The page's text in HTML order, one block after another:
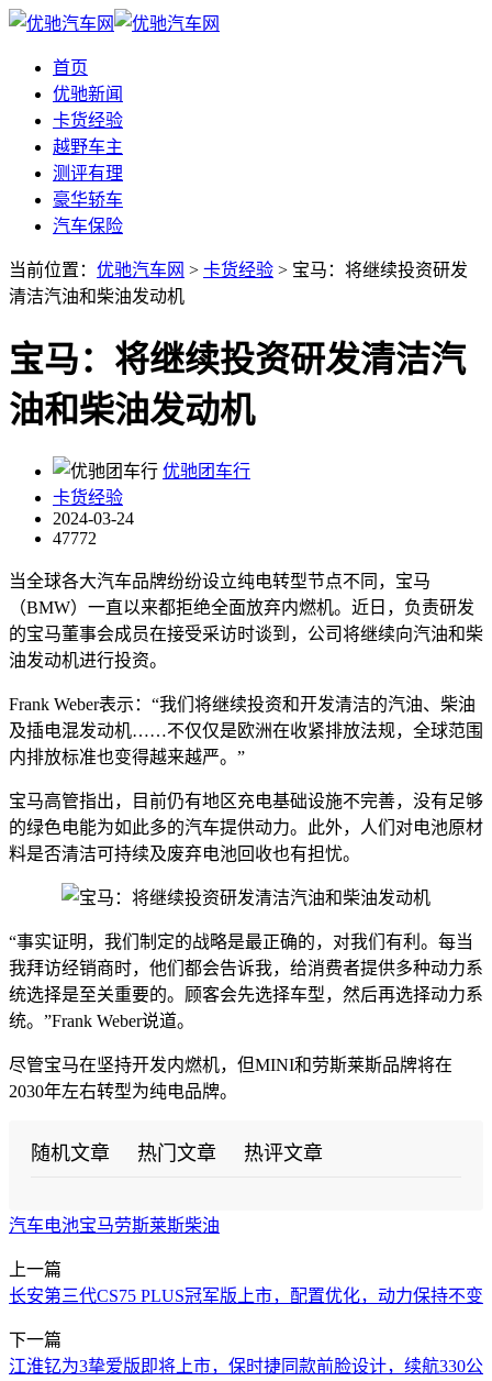
首页
优驰新闻
卡货经验
越野车主
测评有理
豪华轿车
汽车保险
当前位置： 优驰汽车网 > 卡货经验 > 宝马：将继续投资研发
清洁汽油和柴油发动机
宝马：将继续投资研发清洁汽
油和柴油发动机
优驰团车行
卡货经验
2024-03-24
47772
当全球各大汽车品牌纷纷设立纯电转型节点不同，宝马
（BMW）一直以来都拒绝全面放弃内燃机。近日，负责研发
的宝马董事会成员在接受采访时谈到，公司将继续向汽油和柴
油发动机进行投资。
Frank Weber表示：“我们将继续投资和开发清洁的汽油、柴油
及插电混发动机……不仅仅是欧洲在收紧排放法规，全球范围
内排放标准也变得越来越严。”
宝马高管指出，目前仍有地区充电基础设施不完善，没有足够
的绿色电能为如此多的汽车提供动力。此外，人们对电池原材
料是否清洁可持续及废弃电池回收也有担忧。
“事实证明，我们制定的战略是最正确的，对我们有利。每当
我拜访经销商时，他们都会告诉我，给消费者提供多种动力系
统选择是至关重要的。顾客会先选择车型，然后再选择动力系
统。”Frank Weber说道。
尽管宝马在坚持开发内燃机，但MINI和劳斯莱斯品牌将在
2030年左右转型为纯电品牌。
随机文章 热门文章 热评文章
汽车电池宝马劳斯莱斯柴油
上一篇
长安第三代CS75 PLUS冠军版上市，配置优化，动力保持不变
下一篇
江淮钇为3挚爱版即将上市，保时捷同款前脸设计，续航330公